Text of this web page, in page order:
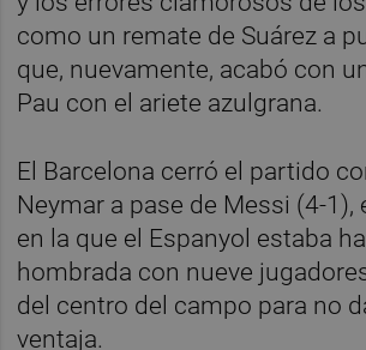
como un remate de Suárez a
que, nuevamente, acabó con
Pau con el ariete azulgrana.
El Barcelona cerró el partido
Neymar a pase de Messi (4-1),
en la que el Espanyol estaba
hombrada con nueve
del centro del campo para no
ventaja.